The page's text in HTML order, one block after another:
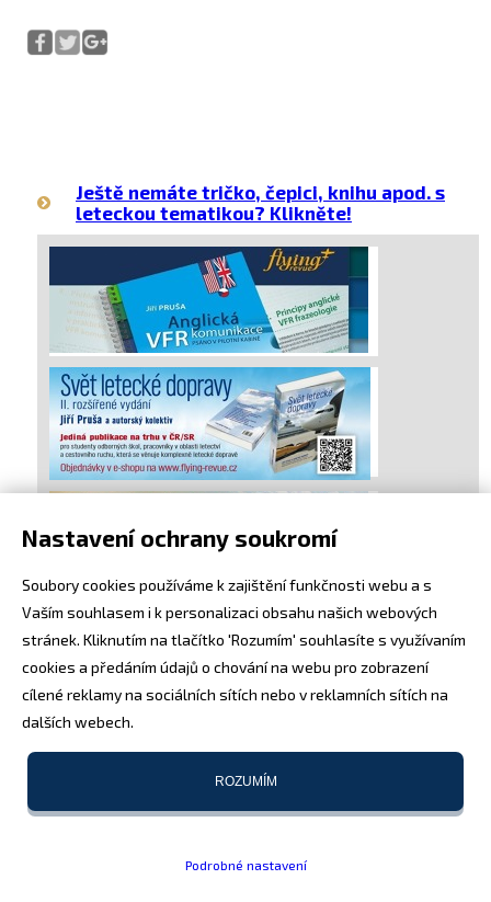
Ještě nemáte tričko, čepici, knihu apod. s
leteckou tematikou? Klikněte!
Nastavení ochrany soukromí
Soubory cookies používáme k zajištění funkčnosti webu a s
Vaším souhlasem i k personalizaci obsahu našich webových
stránek. Kliknutím na tlačítko 'Rozumím' souhlasíte s využívaním
cookies a předáním údajů o chování na webu pro zobrazení
cílené reklamy na sociálních sítích nebo v reklamních sítích na
dalších webech.
ROZUMÍM
Podrobné nastavení